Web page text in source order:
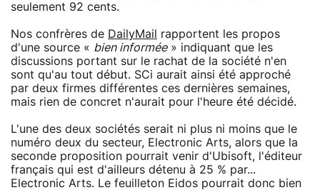
seulement 92 cents.
Nos confrères de DailyMail
rapportent les propos
d'une source « bien informée» indiquant que les
discussions portant sur le rachat de la société n'en
sont qu'au tout début. SCi aurait ainsi été approché
par deux firmes différentes ces dernières semaines,
mais rien de concret n'aurait pour l'heure été décidé.
L'une des deux sociétés serait ni plus ni moins que le
numéro deux du secteur, Electronic Arts, alors que la
seconde proposition pourrait venir d'Ubisoft, l'éditeur
français qui est d'ailleurs détenu à 25 % par...
Electronic Arts. Le feuilleton Eidos pourrait donc bien